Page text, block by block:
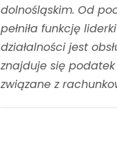
dolnośląskim. Od
pełniła funkcję
działalności jest
znajduje się
związane z